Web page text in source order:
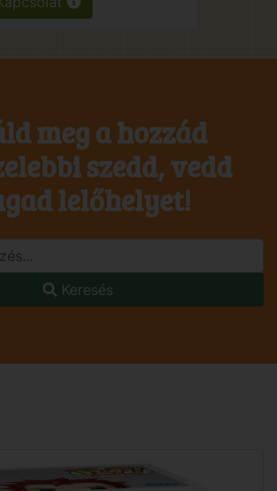
meg a hozzád
szedd, vedd
lelőhelyet!
Keresés